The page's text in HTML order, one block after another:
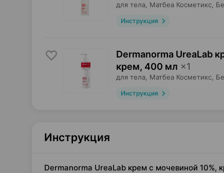
для тела, Матбеа Косметикс ,
Инструкция
Dermanorma UreaLab
крем, 400 мл ×1
для тела, Матбеа Косметикс ,
Инструкция
Инструкция
Dermanorma UreaLab крем с мочевиной